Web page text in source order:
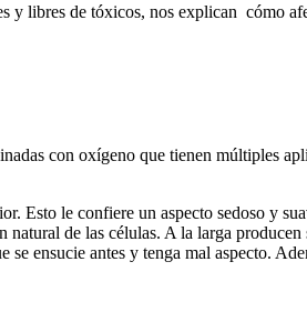
y libres de tóxicos, nos explican cómo
con oxígeno que tienen múltiples
Esto le confiere un aspecto sedoso y
de las células. A la larga
ensucie antes y tenga mal aspecto.